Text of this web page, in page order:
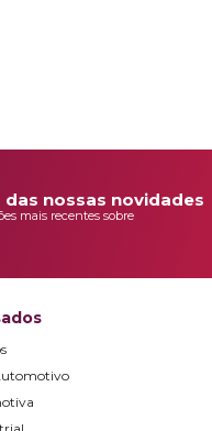
nossas novidades
mais recentes sobre